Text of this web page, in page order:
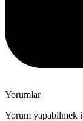
Yorumlar
Yorum yapabilmek